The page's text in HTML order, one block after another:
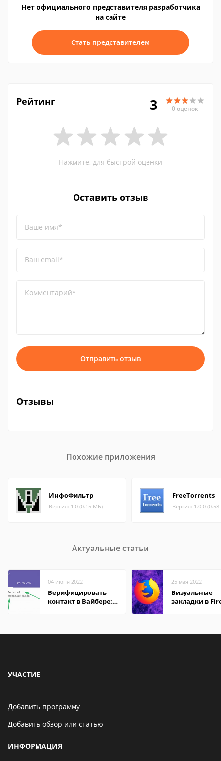
Нет официального представителя разработчика
на сайте
Стать представителем
Рейтинг 3 0 оценок
Нажмите, для быстрой оценки
Оставить отзыв
Ваше имя*
Ваш email*
Комментарий*
Отправить отзыв
Отзывы
Похожие приложения
ИнфоФильтр
Версия: 1.0 (0.15 МБ)
FreeTorrents
Версия: 1.0.0
Актуальные статьи
04 июня 2022
Верифицировать
контакт в Вайбере:
25 мая 2022
Визуальные
закладки в
УЧАСТИЕ
Добавить программу
Добавить обзор или статью
ИНФОРМАЦИЯ